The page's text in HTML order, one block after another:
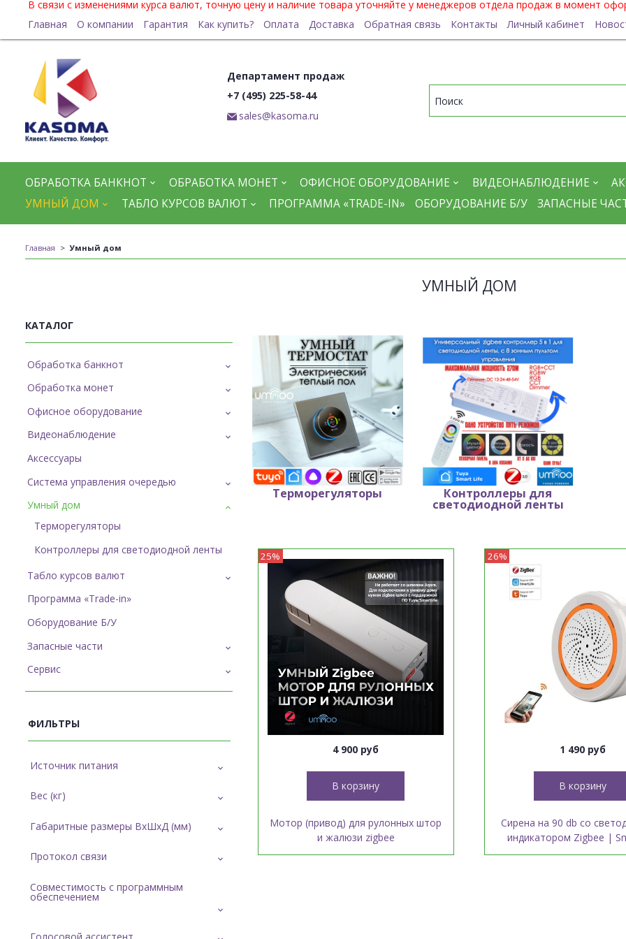
В связи с изменениями курса валют, точную цену и наличие товара уточняйте у менеджеров отдела продаж в момент
Главная
О компании Гарантия Как купить? Оплата Доставка Обратная связь Контакты Личный кабинет
Департамент продаж
+7 (495) 225-58-44
sales@kasoma.ru
ОБРАБОТКА БАНКНОТ ОБРАБОТКА МОНЕТ ОФИСНОЕ ОБОРУДОВАНИЕ ВИДЕОНАБЛЮДЕНИЕ
УМНЫЙ ДОМ
ТАБЛО КУРСОВ ВАЛЮТ ПРОГРАММА «TRADE-IN» ОБОРУДОВАНИЕ Б/У ЗАПАСНЫЕ
Главная Умный дом
УМНЫЙ ДОМ
Терморегуляторы
Терморегуляторы Контроллеры для
светодиодной ленты
Контроллеры для
светодиодной ленты
25%
4 900 руб
В корзину
Мотор (привод) для рулонных штор
и жалюзи zigbee
26%
1 490 руб
В корзину
Сирена на 90 db со
индикатором Zigbee |
КАТАЛОГ
Обработка банкнот
Обработка монет
Офисное оборудование
Видеонаблюдение
Аксессуары
Система управления очередью
Умный дом
Терморегуляторы
Контроллеры для светодиодной ленты
Табло курсов валют
Программа «Trade-in»
Оборудование Б/У
Запасные части
Сервис
ФИЛЬТРЫ
Источник питания
Вес (кг)
Габаритные размеры ВxШxД (мм)
Протокол связи
Совместимость с программным
обеспечением